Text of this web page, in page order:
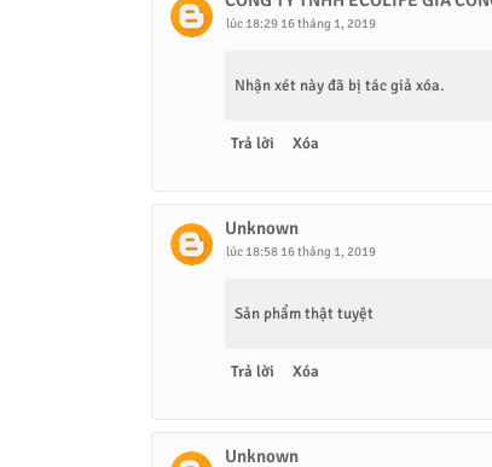
lúc 18:29 16 tháng 1, 2019
Nhận xét này đã bị tác giả xóa.
Trả lời Xóa
Unknown
lúc 18:58 16 tháng 1, 2019
Sản phẩm thật tuyệt
Trả lời Xóa
Unknown